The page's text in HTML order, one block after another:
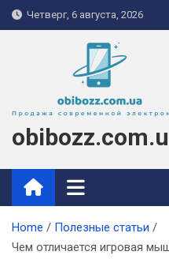
Skip
to
Четверг, 6 августа, 2026
Home
Полезные статьи
Чем отличается игровая